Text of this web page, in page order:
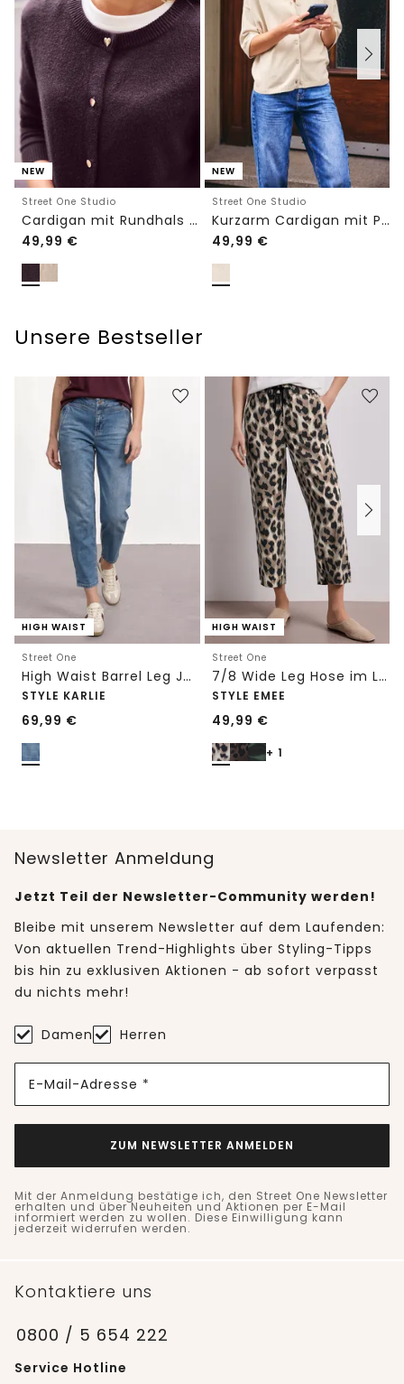
NEW
Street One Studio
Cardigan mit Rundhals und Knöpfen
49,99 €
NEW
Street One Studio
Kurzarm Cardigan mit Polokragen
49,99 €
Unsere Bestseller
HIGH WAIST
Street One
High Waist Barrel Leg Jeans im Loose Fit
STYLE KARLIE
69,99 €
HIGH WAIST
Street One
7/8 Wide Leg Hose im Loose Fit mit Print
STYLE EMEE
49,99 €
+ 1
Newsletter Anmeldung
Jetzt Teil der Newsletter-Community werden!
Bleibe mit unserem Newsletter auf dem Laufenden:
Von aktuellen Trend-Highlights über Styling-Tipps
bis hin zu exklusiven Aktionen - ab sofort verpasst
du nichts mehr!
Damen Herren
E-Mail-Adresse *
ZUM NEWSLETTER ANMELDEN
Mit der Anmeldung bestätige ich, den Street One Newsletter
erhalten und über Neuheiten und Aktionen per E-Mail
informiert werden zu wollen. Diese Einwilligung kann
jederzeit widerrufen werden.
Kontaktiere uns
0800 / 5 654 222
Service Hotline